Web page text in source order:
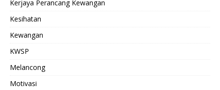
Kerjaya Perancang Kewangan
Kesihatan
Kewangan
KWSP
Melancong
Motivasi